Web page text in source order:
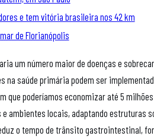
e tem vitória brasileira nos 42 km
de Florianópolis
um número maior de doenças e
saúde primária podem ser
que poderíamos economizar até 5
ambientes locais, adaptando estruturas
o tempo de trânsito gastrointestinal,